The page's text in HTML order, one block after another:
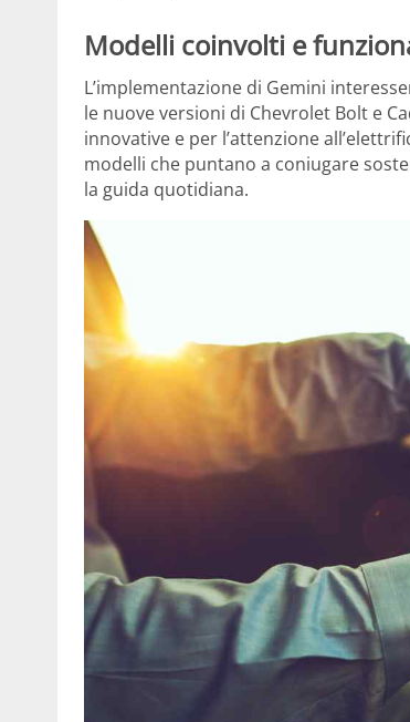
Modelli coinvolti e
L’implementazione di Gemini
le nuove versioni di Chevrolet Bolt e
innovative e per l’attenzione
modelli che puntano a coniugare
la guida quotidiana.